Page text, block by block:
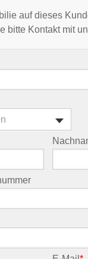
auf dieses
bitte Kontakt mit